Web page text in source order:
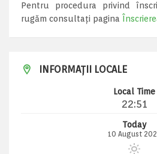
Pentru procedura privind
rugăm consultați pagina
INFORMAȚII LOCALE
Local Time
22:51
Today
10 August